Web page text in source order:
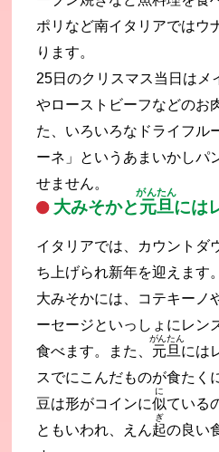
ポリなど南イタリアではウ
ります。
25日のクリスマス当日はメ
やローストビーフなどのお
た、いろいろなドライフル
ーネ」というあまいかしパ
せません。
大みそかと元旦
がんたん
には
イタリアでは、カウントダ
ち上げられ新年を迎えます。
大みそかには、コテキーノ
ーセージといっしょにレン
食べます。また、 元旦
がんたん
には
スでにこんだものが食たく
豆は形がコインに似
に
ている
ともいわれ、えん起
ぎ
の良い